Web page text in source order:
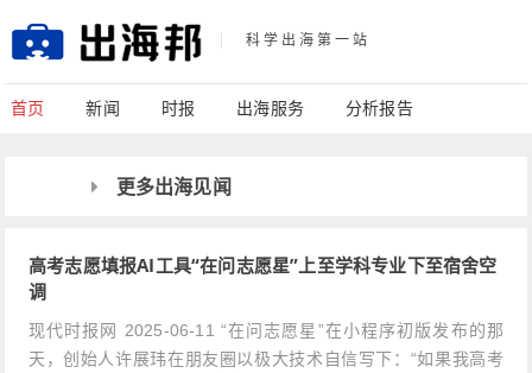
科学出海第一站
首页 新闻 时报 出海服务 分析报告
更多出海见闻
高考志愿填报AI工具“在问志愿星”上至学科专业下至宿舍空
调
现代时报网 2025-06-11 “在问志愿星”在小程序初版发布的那
天，创始人许展玮在朋友圈以极大技术自信写下：“如果我高考